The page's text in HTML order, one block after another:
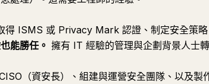
得 ISMS 或 Privacy Mark 認證、制定安全策略
能勝任。 擁有 IT 經驗的管理與企劃背景人士
（資安長）、組建與運營安全團隊、以及製